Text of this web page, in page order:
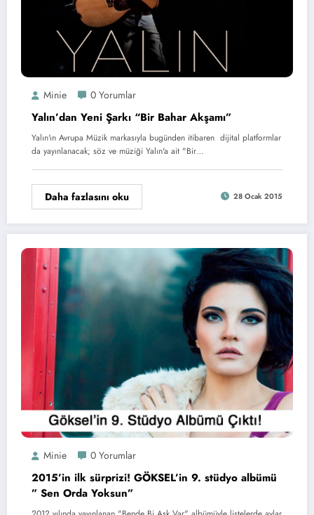
Minie 0 Yorumlar
Yalın’dan Yeni Şarkı “Bir Bahar Akşamı”
Yalın'ın Avrupa Müzik markasıyla bugünden itibaren dijital platformlar
da yayınlanacak; söz ve müziği Yalın'a ait "Bir…
Daha fazlasını oku 28 Ocak 2015
Minie 0 Yorumlar
2015’in ilk sürprizi! GÖKSEL’in 9. stüdyo albümü
” Sen Orda Yoksun”